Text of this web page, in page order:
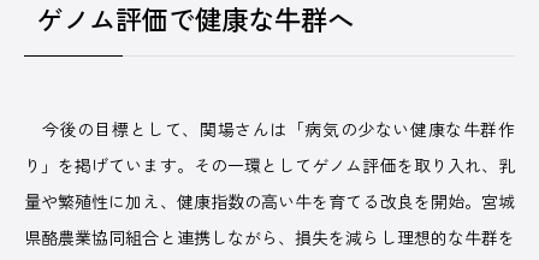
ゲノム評価で健康な牛群へ
今後の目標として、関場さんは「病気の少ない健康な牛群作
り」を掲げています。その一環としてゲノム評価を取り入れ、乳
量や繁殖性に加え、健康指数の高い牛を育てる改良を開始。宮城
県酪農業協同組合と連携しながら、損失を減らし理想的な牛群を